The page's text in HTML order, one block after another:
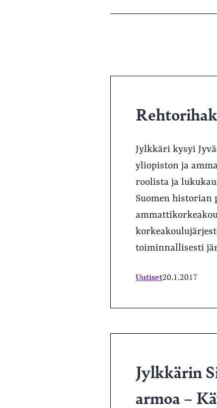
Jylkkäri kysyi
yliopiston ja
roolista ja
Suomen historian
toiminnallisesti
Uutiset20.1.2017
Jylkkärin
armoa –